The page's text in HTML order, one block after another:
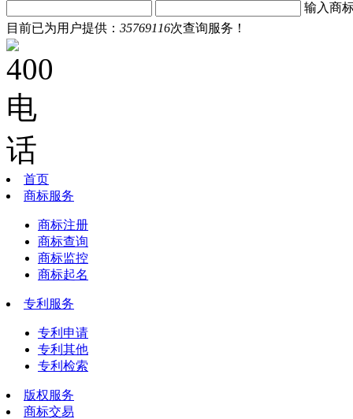
输入商
目前已为用户提供： 35769116次查询服务！
首页
商标服务
商标注册
商标查询
商标监控
商标起名
专利服务
专利申请
专利其他
专利检索
版权服务
商标交易